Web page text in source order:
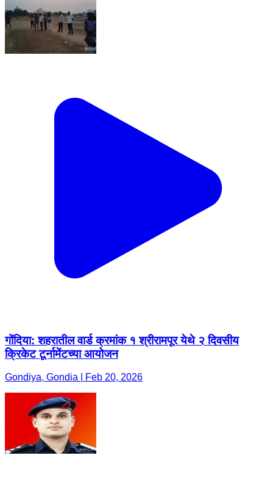
गोंदिया: शहरातील वार्ड क्रमांक १ श्रीरामपूर येथे २ दिवसीय
क्रिकेट टूर्नामेंटच्या आयोजन
Gondiya, Gondia | Feb 20, 2026